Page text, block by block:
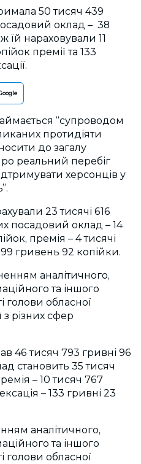
50 тисяч 439
оклад – 38
їй нараховували 11
премії та 133
“супроводом
протидіяти
до загалу
реальний перебіг
херсонців у
23 тисячі 616
посадовий оклад – 14
премія – 4 тисячі
99 гривень 92 копійки.
аналітичного,
та іншого
голови обласної
з різних сфер
46 тисяч 793 гривні 96
становить 35 тисяч
– 10 тисяч 767
– 133 гривні 23
аналітичного,
та іншого
голови обласної